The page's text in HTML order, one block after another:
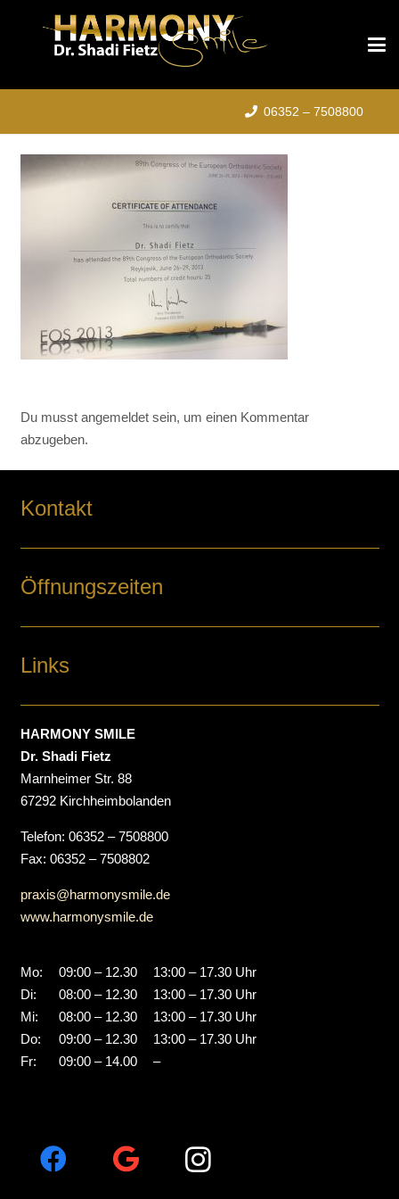
06352 – 7508800
Du musst angemeldetsein, um einen Kommentar
abzugeben.
Kontakt
Öffnungszeiten
Links
HARMONY SMILE
Dr. Shadi Fietz
Marnheimer Str. 88
67292 Kirchheimbolanden
Telefon: 06352 – 7508800
Fax: 06352 – 7508802
praxis@harmonysmile.de
www.harmonysmile.de
Mo:
Di:
Mi:
Do:
Fr:
09:00 – 12.30
08:00 – 12.30
08:00 – 12.30
09:00 – 12.30
09:00 – 14.00
13:00 – 17.30 Uhr
13:00 – 17.30 Uhr
13:00 – 17.30 Uhr
13:00 – 17.30 Uhr
–